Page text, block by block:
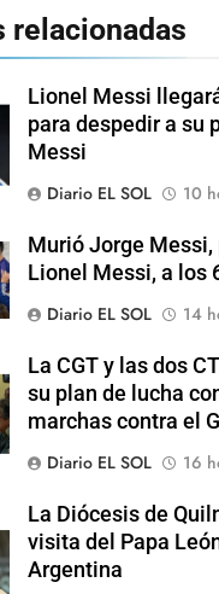
relacionadas
Lionel Messi
para despedir a su
Messi
Diario EL SOL
10
Murió Jorge Messi,
Lionel Messi, a los
Diario EL SOL
14
La CGT y las dos
su plan de lucha
marchas contra el
Diario EL SOL
16
La Diócesis de
visita del Papa
Argentina